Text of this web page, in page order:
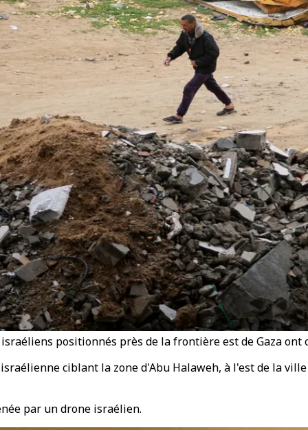
positionnés près de la frontière est de Gaza ont
ciblant la zone d'Abu Halaweh, à l'est de la ville
par un drone israélien.